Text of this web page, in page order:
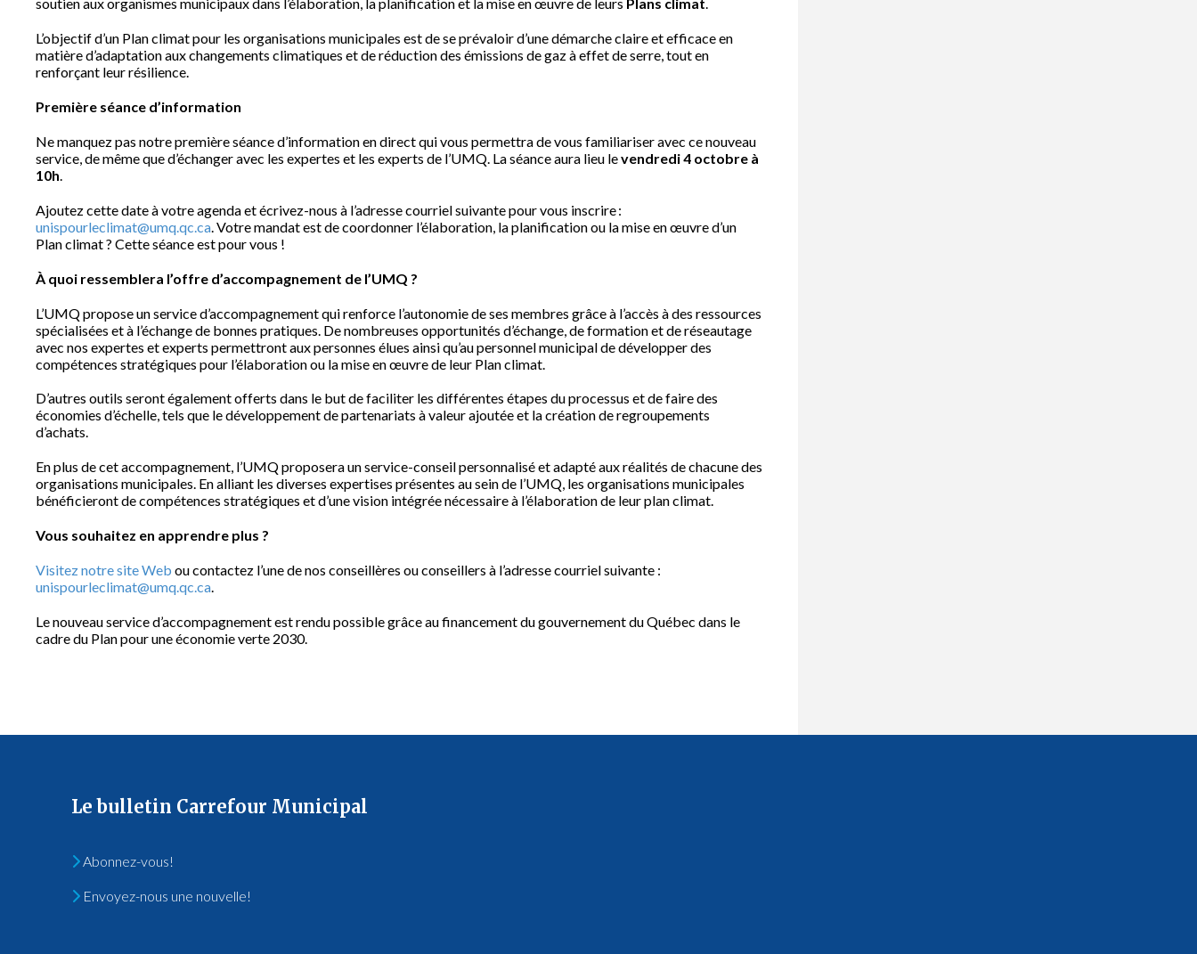
L’objectif d’un Plan climat pour les organisations municipales est de se prévaloir d’une démarche claire et efficace en
matière d’adaptation aux changements climatiques et de réduction des émissions de gaz à effet de serre, tout en
renforçant leur résilience.
Première séance d’information
Ne manquez pas notre première séance d’information en direct qui vous permettra de vous familiariser avec ce nouveau
service, de même que d’échanger avec les expertes et les experts de l’UMQ. La séance aura lieu levendredi 4 octobre à
10h.
Ajoutez cette date à votre agenda et écrivez-nous à l’adresse courriel suivante pour vous inscrire :
unispourleclimat@umq.qc.ca.Votre mandat est de coordonner l’élaboration, la planification ou la mise en œuvre d’un
Plan climat ? Cette séance est pour vous !
À quoi ressemblera l’offre d’accompagnement de l’UMQ ?
L’UMQ propose un service d’accompagnement qui renforce l’autonomie de ses membres grâce à l’accès à des ressources
spécialisées et à l’échange de bonnes pratiques. De nombreuses opportunités d’échange, de formation et de réseautage
avec nos expertes et experts permettront aux personnes élues ainsi qu’au personnel municipal de développer des
compétences stratégiques pour l’élaboration ou la mise en œuvre de leur Plan climat.
D’autres outils seront également offerts dans le but de faciliter les différentes étapes du processus et de faire des
économies d’échelle, tels que le développement de partenariats à valeur ajoutée et la création de regroupements
d’achats.
En plus de cet accompagnement, l’UMQ proposera un service-conseil personnalisé et adapté aux réalités de chacune des
organisations municipales. En alliant les diverses expertises présentes au sein de l’UMQ, les organisations municipales
bénéficieront de compétences stratégiques et d’une vision intégrée nécessaire à l’élaboration de leur plan climat.
Vous souhaitez en apprendre plus ?
Visitez notre site Web ou contactez l’une de nos conseillères ou conseillers à l’adresse courriel suivante :
unispourleclimat@umq.qc.ca.
Le nouveau service d’accompagnement est rendu possible grâce au financement du gouvernement du Québec dans le
cadre du Plan pour une économie verte 2030.
Le bulletin Carrefour Municipal
Abonnez-vous!
Envoyez-nous une nouvelle!